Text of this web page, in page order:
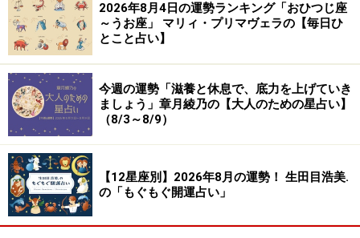
靴を手入れしてから出かけよう。小さな幸せをキャッ
チ。
＞【今週の運勢】を占う
2026年8月4日の運勢ランキング「おひつじ座
～うお座」 マリィ・プリマヴェラの【毎日ひ
とこと占い】
今週の運勢「滋養と休息で、底力を上げていき
ましょう」章月綾乃の【大人のための星占い】
（8/3～8/9）
【12星座別】2026年8月の運勢！ 生田目浩美.
の「もぐもぐ開運占い」